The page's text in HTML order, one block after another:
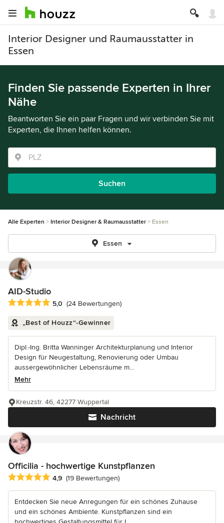
Interior Designer und Raumausstatter in
Essen
Finden Sie passende Experten in Ihrer
Nähe
Beantworten Sie ein paar Fragen und wir verbinden Sie mit
Experten, die Ihnen helfen können.
Suchen
Alle Experten Interior Designer & Raumausstatter Essen
Essen
AID-Studio
Durchschnittliche Bewertung: 5 von 5 Sternen
5,0 (24 Bewertungen)
„Best of Houzz“-Gewinner
Dipl.-Ing. Britta Wanninger Architekturplanung und Interior
Design für Neugestaltung, Renovierung oder Umbau
aussergewöhnlicher Lebensräume m...
Mehr
Nachricht
Kreuzstr. 46, 42277 Wuppertal
Officilia - hochwertige Kunstpflanzen
Durchschnittliche Bewertung: 4.9 von 5 Sternen
4,9 (19 Bewertungen)
Entdecken Sie neue Anregungen für ein schönes Zuhause
und ein schönes Ambiente. Kunstpflanzen sind ein